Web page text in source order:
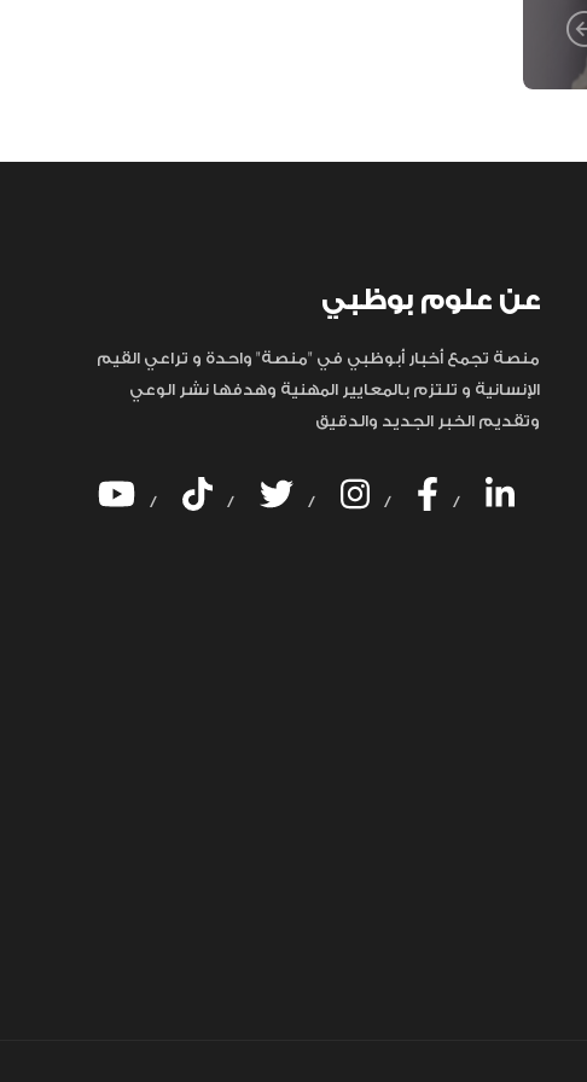
عن علوم بوظبي
منصة تجمع أخبار أبوظبي في "منصة" واحدة و تراعي القيم
الإنسانية و تلتزم بالمعايير المهنية وهدفها نشر الوعي
وتقديم الخبر الجديد والدقيق
/ / / / /